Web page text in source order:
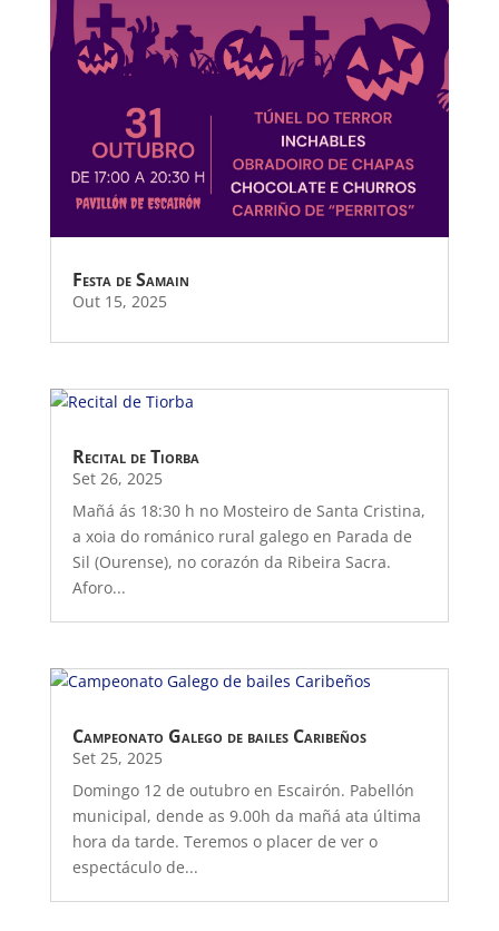
Festa de Samain
Out 15, 2025
Recital de Tiorba
Set 26, 2025
Mañá ás 18:30 h no Mosteiro de Santa Cristina,
a xoia do románico rural galego en Parada de
Sil (Ourense), no corazón da Ribeira Sacra.
Aforo...
Campeonato Galego de bailes Caribeños
Set 25, 2025
Domingo 12 de outubro en Escairón. Pabellón
municipal, dende as 9.00h da mañá ata última
hora da tarde. Teremos o placer de ver o
espectáculo de...